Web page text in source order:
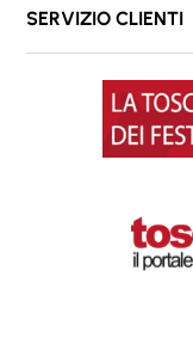
SERVIZIO CLIENTI